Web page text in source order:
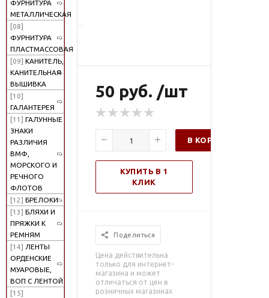
ФУРНИТУРА
МЕТАЛЛИЧЕСКАЯ
[08]
ФУРНИТУРА
ПЛАСТМАССОВАЯ
[09] КАНИТЕЛЬ,
КАНИТЕЛЬНАЯ
ВЫШИВКА
[10]
ГАЛАНТЕРЕЯ
[11] ГАЛУННЫЕ
ЗНАКИ
РАЗЛИЧИЯ
ВМФ,
МОРСКОГО И
РЕЧНОГО
ФЛОТОВ
[12] БРЕЛОКИ
[13] БЛЯХИ И
ПРЯЖКИ К
РЕМНЯМ
[14] ЛЕНТЫ
ОРДЕНСКИЕ
МУАРОВЫЕ,
ВОП С ЛЕНТОЙ
[15]
50 руб. /шт
В КОРЗИНУ
КУПИТЬ В 1
КЛИК
Поделиться
Цена действительна
только для интернет-
магазина и может
отличаться от цен в
розничных магазинах